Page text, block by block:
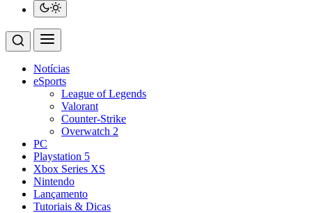
Notícias
eSports
League of Legends
Valorant
Counter-Strike
Overwatch 2
PC
Playstation 5
Xbox Series XS
Nintendo
Lançamento
Tutoriais & Dicas